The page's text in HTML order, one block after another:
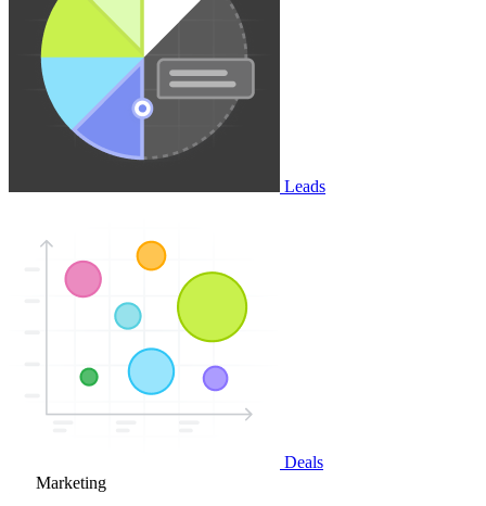
Leads
Deals
Marketing